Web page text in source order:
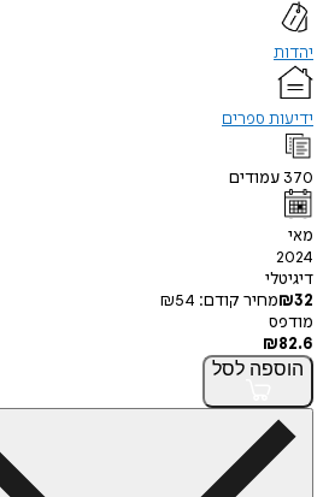
יהדות
ידיעות ספרים
370 עמודים
מאי
2024
דיגיטלי
₪32 מחיר קודם: ₪54
מודפס
₪82.6
הוספה לסל